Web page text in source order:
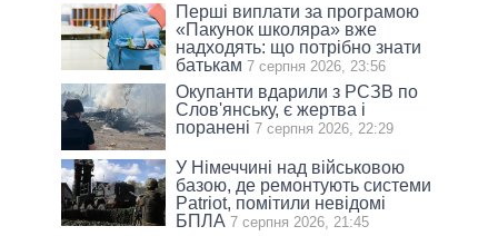
Перші виплати за програмою
«Пакунок школяра» вже
надходять: що потрібно знати
батькам 7 серпня 2026, 23:56
Окупанти вдарили з РСЗВ по
Слов'янську, є жертва і
поранені 7 серпня 2026, 22:29
У Німеччині над військовою
базою, де ремонтують системи
Patriot, помітили невідомі
БПЛА 7 серпня 2026, 21:45